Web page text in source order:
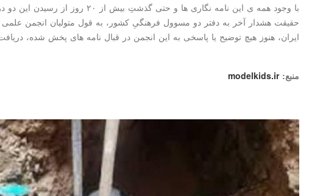
با وجود همه ی این نامه نگاری ها و حتی گذشتِ بیش از ۲۰
حقیقت هشدار آخر به دفتر دو مسوول فرهنگیِ کشور، به قول متولیان انجمن علمی
ایران، هنوز هیچ توضیح یا پاسخی به این انجمن در قبال نامه های پخش شده،
منبع:modelkids.ir